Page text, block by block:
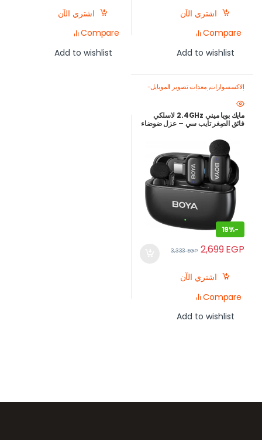
اشتري الآن
Compare
Add to wishlist
اشتري الآن
Compare
Add to wishlist
الاكسسوارات, معدات تصوير الموبايل-
اصنع محتواك باحتراف ميكروفون
للموبايل
مايك بويا ميني 2.4GHz لاسلكي
فائق الصِغر تايب سي – عزل ضوضاء
-
19%
2,699EGP
3,333EGP
اشتري الآن
Compare
Add to wishlist